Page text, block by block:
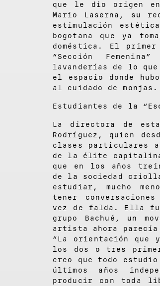
que le dio origen
Mario Laserna, su
estimulación
bogotana que ya
doméstica. El
“Sección
lavanderías de lo
el espacio donde
al cuidado de monjas.
Estudiantes de la
La directora de esta
Rodríguez, quien
clases particulares
de la élite
que en los años
de la sociedad
estudiar, mucho
tener
vez de falda. Ella
grupo Bachué, un
artista ahora parecía
“La orientación
los dos o tres
creo que todo
últimos años
producir con toda